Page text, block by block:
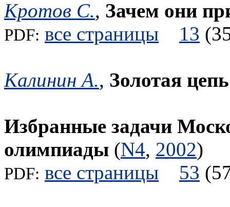
Кротов С., Зачем они
PDF: все страницы 13
Калинин А., Золотая цепь
Избранные задачи
олимпиады (N4, 2002)
PDF: все страницы 53